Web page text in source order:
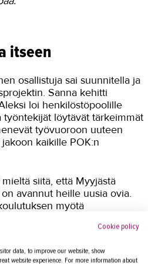
itseen
osallistuja sai suunnitella ja
Sanna kehitti
loi henkilöstöpoolille
löytävät tärkeimmät
työvuoroon uuteen
kaikille POK:n
siitä, että Myyjästä
avannut heille uusia ovia.
myötä
Koulutuksen jälkeen
hakea avautuviin
Cookie policy
data, to improve our website, show
website experience. For more information about